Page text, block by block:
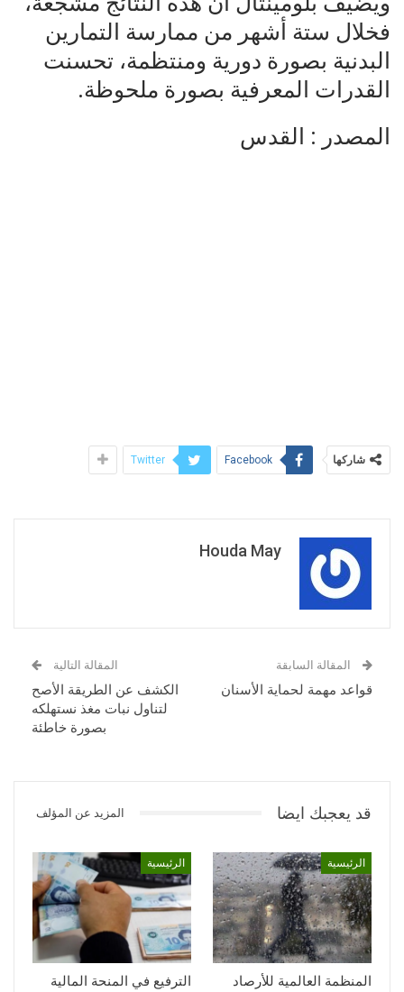
فخلال ستة أشهر من ممارسة التمارين
البدنية بصورة دورية ومنتظمة، تحسنت
القدرات المعرفية بصورة ملحوظة.
المصدر : القدس
شاركها Facebook
Twitter
Houda May
المقالة السابقة
قواعد مهمة لحماية الأسنان
المقالة التالية
الكشف عن الطريقة الأصح
لتناول نبات مغذ نستهلكه
بصورة خاطئة
قد يعجبك ايضا المزيد عن المؤلف
الرئيسية
المنظمة العالمية للأرصاد
الرئيسية
الترفيع في المنحة المالية